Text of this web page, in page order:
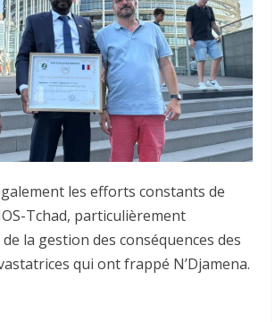
les efforts constants de
Tchad, particulièrement
la gestion des conséquences des
qui ont frappé N’Djamena.